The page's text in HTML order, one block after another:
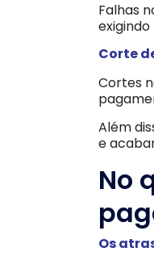
Falhas
Corte
Cortes
Além
e
No
Os